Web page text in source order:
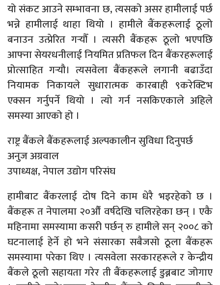
यो संकट आउने सम्भावना छ, त्यसको असर हामीलाई पर्छ
भन्ने हामीलाई थाहा थियो । हामीले बैंकहरूलाई ठूलो
बनाउन उत्प्रेरित गर्‍यौँ । त्यसरी बैंकहरू ठूलो भएपछि
आफ्ना सेयरधनीलाई नियमित प्रतिफल दिन बैंकरहरूलाई
प्रोत्साहित गर्‍यौ। त्यसवेला बैंकहरूले लगानी बढाउँदा
नियामक निकायले सुधारात्मक कारबाही ९करेक्टिभ
एक्सन गर्नुपर्ने थियो । त्यो गर्न नसकिएकाले अहिले
समस्या आएको हो ।
राष्ट्र बैंकले बैंकहरूलाई अल्पकालीन सुविधा दिनुपर्छ
अनुज अग्रवाल
उपाध्यक्ष, नेपाल उद्योग परिसंघ
हामीबाट बैंकरलाई दोष दिने काम धेरै भइरहेको छ ।
बैंकहरू त नेपालमा २०औँ वर्षदेखि चलिरहेका छन् । एकै
महिनामा समस्यामा कसरी पर्छन् रु हामीले सन् २००८ को
घटनालाई हेर्ने हो भने संसारका सबैजसो ठूला बैंकहरू
समस्यामा परेका थिए । त्यसवेला सरकारहरूले र केन्द्रीय
बैंकले ठूलो सहायता गरेर ती बैंकहरूलाई डुब्नबाट जोगाए